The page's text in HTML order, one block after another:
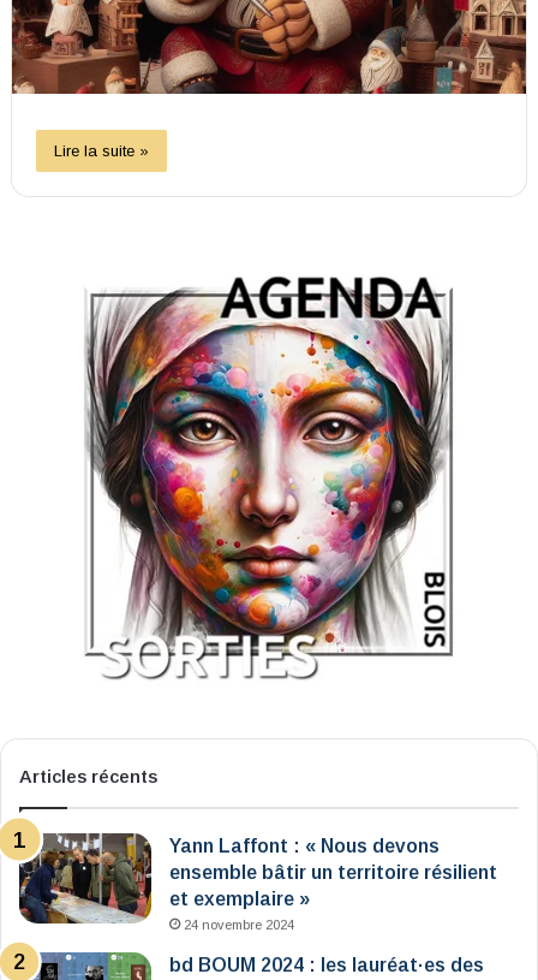
Lire la suite »
Articles récents
Yann Laffont : « Nous devons
ensemble bâtir un territoire résilient
et exemplaire »
24 novembre 2024
bd BOUM 2024 : les lauréat·es des